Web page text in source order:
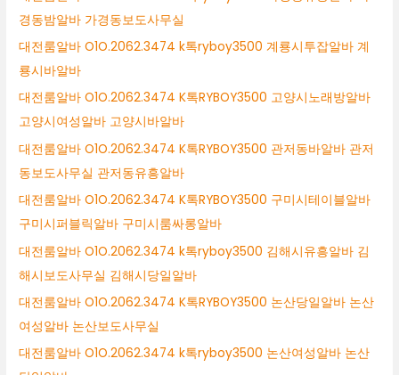
경동밤알바 가경동보도사무실
대전룸알바 O1O.2062.3474 k톡ryboy3500 계룡시투잡알바 계
룡시바알바
대전룸알바 O1O.2062.3474 K톡RYBOY3500 고양시노래방알바
고양시여성알바 고양시바알바
대전룸알바 O1O.2062.3474 K톡RYBOY3500 관저동바알바 관저
동보도사무실 관저동유흥알바
대전룸알바 O1O.2062.3474 K톡RYBOY3500 구미시테이블알바
구미시퍼블릭알바 구미시룸싸롱알바
대전룸알바 O1O.2062.3474 k톡ryboy3500 김해시유흥알바 김
해시보도사무실 김해시당일알바
대전룸알바 O1O.2062.3474 K톡RYBOY3500 논산당일알바 논산
여성알바 논산보도사무실
대전룸알바 O1O.2062.3474 k톡ryboy3500 논산여성알바 논산